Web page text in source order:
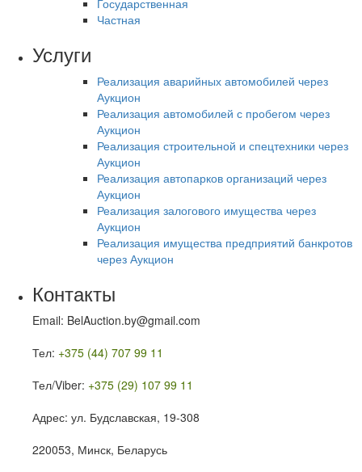
Государственная
Частная
Услуги
Реализация аварийных автомобилей через
Аукцион
Реализация автомобилей с пробегом через
Аукцион
Реализация строительной и спецтехники через
Аукцион
Реализация автопарков организаций через
Аукцион
Реализация залогового имущества через
Аукцион
Реализация имущества предприятий банкротов
через Аукцион
Контакты
Email: BelAuction.by@gmail.com
Тел: +375 (44) 707 99 11
Тел/Viber: +375 (29) 107 99 11
Адрес: ул. Будславская, 19-308
220053, Минск, Беларусь